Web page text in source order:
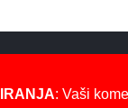
: Vaši